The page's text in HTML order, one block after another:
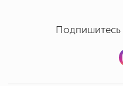
Подпишитесь